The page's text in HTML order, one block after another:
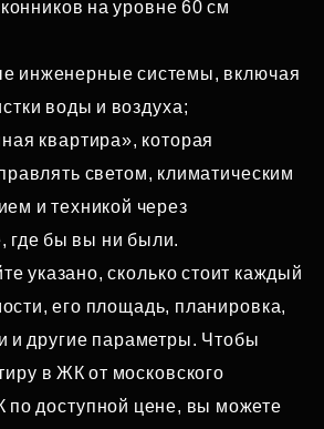
на уровне 60 см
инженерные системы, включая
воды и воздуха;
квартира», которая
светом, климатическим
и техникой через
где бы вы ни были.
указано, сколько стоит каждый
его площадь, планировка,
и другие параметры. Чтобы
в ЖК от московского
по доступной цене, вы можете